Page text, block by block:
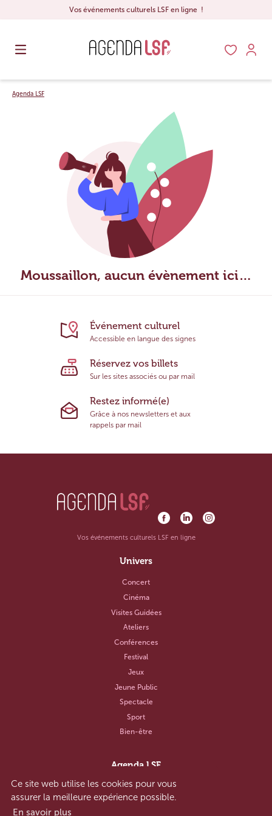
Ce site web utilise les cookies pour vous
assurer la meilleure expérience possible.
En savoir plus
Vos événements culturels LSF en ligne !
Agenda LSF
Moussaillon, aucun évènement ici…
Événement culturel
Accessible en langue des signes
Réservez vos billets
Sur les sites associés ou par mail
Restez informé(e)
Grâce à nos newsletters et aux
rappels par mail
Vos événements culturels LSF en ligne
Univers
Concert
Cinéma
Visites Guidées
Ateliers
Conférences
Festival
Jeux
Jeune Public
Spectacle
Sport
Bien-être
Agenda LSF
Notre concept
Aide et contact